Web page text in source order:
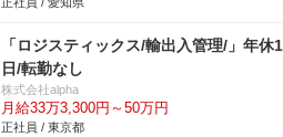
「ロジスティックス/輸出入管理/」年休
日/転勤なし
株式会社alpha
月給33万3,300円～50万円
正社員 / 東京都